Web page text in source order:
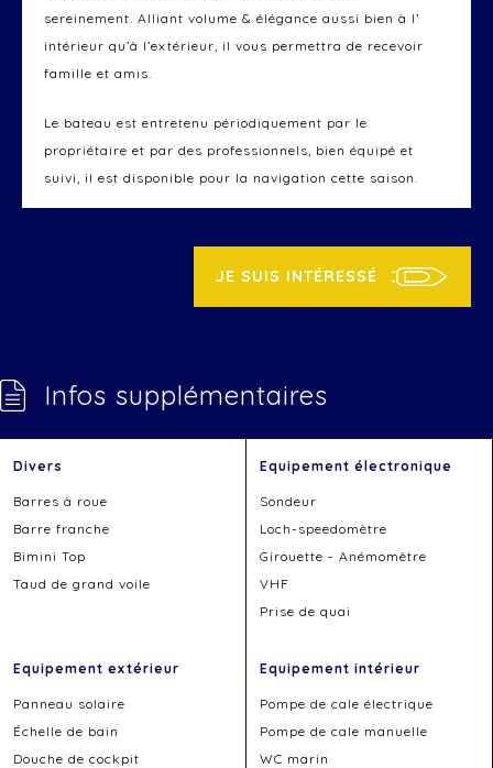
sereinement. Alliant volume & élégance aussi bien à l’
intérieur qu’à l’extérieur, il vous permettra de recevoir
famille et amis.
Le bateau est entretenu périodiquement par le
propriétaire et par des professionnels, bien équipé et
suivi, il est disponible pour la navigation cette saison.
JE SUIS INTÉRESSÉ
Infos supplémentaires
Divers
Barres à roue
Barre franche
Bimini Top
Taud de grand voile
Equipement électronique
Sondeur
Loch-speedomètre
Girouette - Anémomètre
VHF
Prise de quai
Equipement extérieur
Panneau solaire
Échelle de bain
Douche de cockpit
Equipement intérieur
Pompe de cale électrique
Pompe de cale manuelle
WC marin